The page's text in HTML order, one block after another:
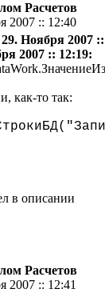
Расчетов
2007 :: 12:40
29. Ноября 2007
2007 :: 12:19:
как-то так:
в описании
Расчетов
2007 :: 12:41